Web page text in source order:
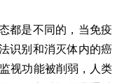
是不同的，当免疫
识别和消灭体内的癌
视功能被削弱，人类